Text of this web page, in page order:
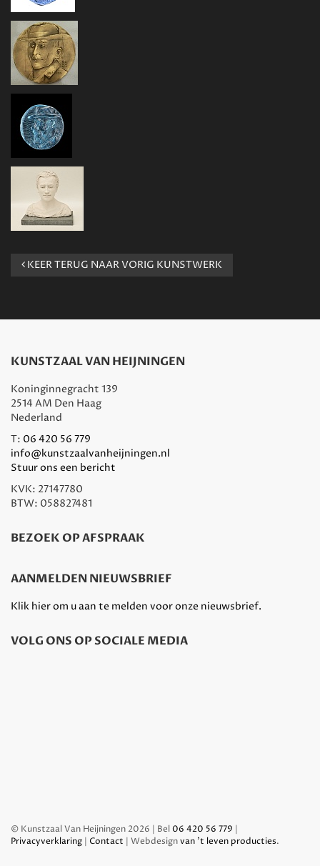
KEER TERUG NAAR VORIG KUNSTWERK
KUNSTZAAL VAN HEIJNINGEN
Koninginnegracht 139
2514 AM Den Haag
Nederland
T: 06 420 56 779
info@kunstzaalvanheijningen.nl
Stuur ons een bericht
KVK: 27147780
BTW: 058827481
BEZOEK OP AFSPRAAK
AANMELDEN NIEUWSBRIEF
Klik hier om u aan te melden voor onze nieuwsbrief.
VOLG ONS OP SOCIALE MEDIA
© Kunstzaal Van Heijningen 2026 | Bel 06 420 56 779 |
Privacyverklaring | Contact | Webdesignvan 't leven producties.